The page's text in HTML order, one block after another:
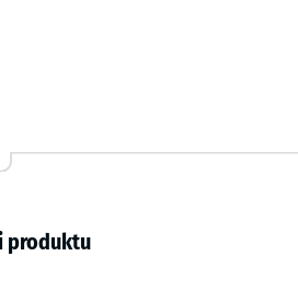
aj v terapii, rehabilitácii a v
produktu